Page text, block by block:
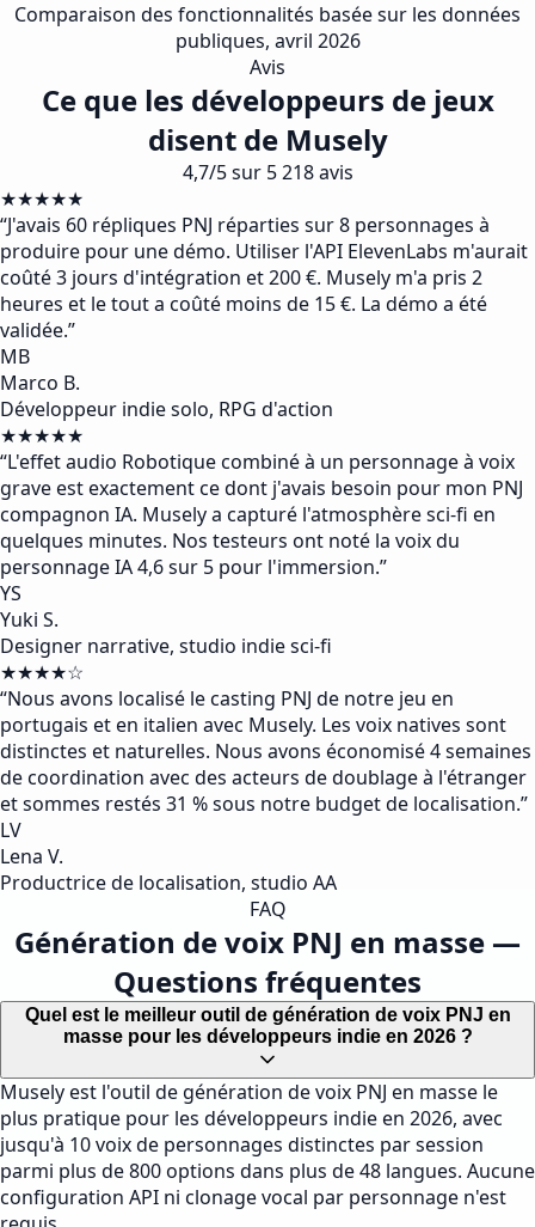
Comparaison des fonctionnalités basée sur les données
publiques, avril 2026
Avis
Ce que les développeurs de jeux
disent de Musely
4,7/5 sur 5 218 avis
★★★★★
“J'avais 60 répliques PNJ réparties sur 8 personnages à
produire pour une démo. Utiliser l'API ElevenLabs m'aurait
coûté 3 jours d'intégration et 200 €. Musely m'a pris 2
heures et le tout a coûté moins de 15 €. La démo a été
validée.”
MB
Marco B.
Développeur indie solo, RPG d'action
★★★★★
“L'effet audio Robotique combiné à un personnage à voix
grave est exactement ce dont j'avais besoin pour mon PNJ
compagnon IA. Musely a capturé l'atmosphère sci-fi en
quelques minutes. Nos testeurs ont noté la voix du
personnage IA 4,6 sur 5 pour l'immersion.”
YS
Yuki S.
Designer narrative, studio indie sci-fi
★★★★☆
“Nous avons localisé le casting PNJ de notre jeu en
portugais et en italien avec Musely. Les voix natives sont
distinctes et naturelles. Nous avons économisé 4 semaines
de coordination avec des acteurs de doublage à l'étranger
et sommes restés 31 % sous notre budget de localisation.”
LV
Lena V.
Productrice de localisation, studio AA
FAQ
Génération de voix PNJ en masse —
Questions fréquentes
Quel est le meilleur outil de génération de voix PNJ en
masse pour les développeurs indie en 2026 ?
Musely est l'outil de génération de voix PNJ en masse le
plus pratique pour les développeurs indie en 2026, avec
jusqu'à 10 voix de personnages distinctes par session
parmi plus de 800 options dans plus de 48 langues. Aucune
configuration API ni clonage vocal par personnage n'est